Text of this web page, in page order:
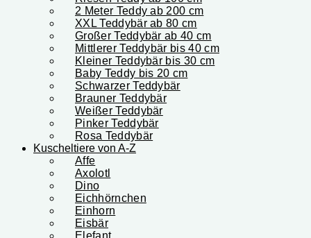
2 Meter Teddy ab 200 cm
XXL Teddybär ab 80 cm
Großer Teddybär ab 40 cm
Mittlerer Teddybär bis 40 cm
Kleiner Teddybär bis 30 cm
Baby Teddy bis 20 cm
Schwarzer Teddybär
Brauner Teddybär
Weißer Teddybär
Pinker Teddybär
Rosa Teddybär
Kuscheltiere von A-Z
Affe
Axolotl
Dino
Eichhörnchen
Einhorn
Eisbär